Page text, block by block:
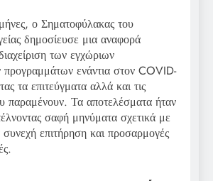
ο Σηματοφύλακας του
δημοσίευσε μια αναφορά
των εγχώριων
προγραμμάτων ενάντια στον COVID-
τα επιτεύγματα αλλά και τις
παραμένουν. Τα αποτελέσματα ήταν
σαφή μηνύματα σχετικά με
συνεχή επιτήρηση και προσαρμογές